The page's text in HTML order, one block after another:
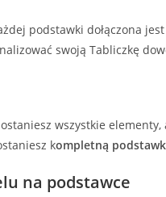
podstawki dołączona
swoją Tabliczkę
wszystkie
kompletną
na podstawce